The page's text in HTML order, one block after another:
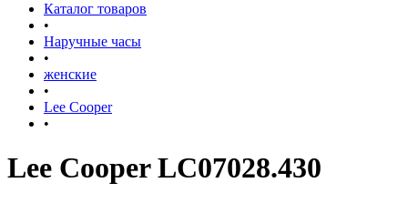
Каталог товаров
•
Наручные часы
•
женские
•
Lee Cooper
•
Lee Cooper LC07028.430